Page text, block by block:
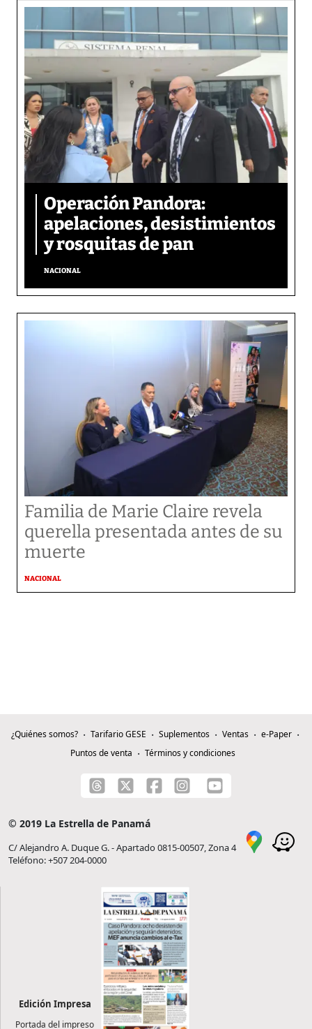
Operación Pandora:
apelaciones, desistimientos
y rosquitas de pan
NACIONAL
Familia de Marie Claire revela
querella presentada antes de su
muerte
NACIONAL
¿Quiénes somos? Tarifario GESE Suplementos Ventas
e-Paper
Puntos de venta
Términos y condiciones
© 2019 La Estrella de Panamá
C/ Alejandro A. Duque G. - Apartado 0815-00507, Zona 4
Teléfono: +507 204-0000
Edición Impresa
Portada del impreso